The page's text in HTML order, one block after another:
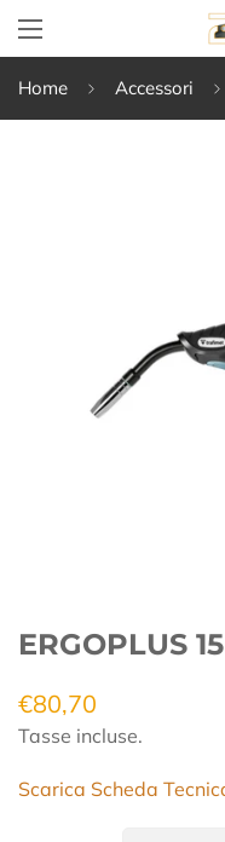
Home Accessori
ERGOPLUS
Prezzo
regolare
€80,70
Tasse incluse.
Scarica Scheda